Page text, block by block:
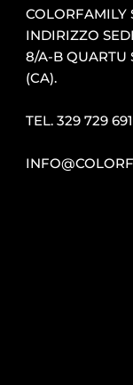
COLORFAMILY
INDIRIZZO
8/A-B QUARTU
(CA).
TEL.329 729